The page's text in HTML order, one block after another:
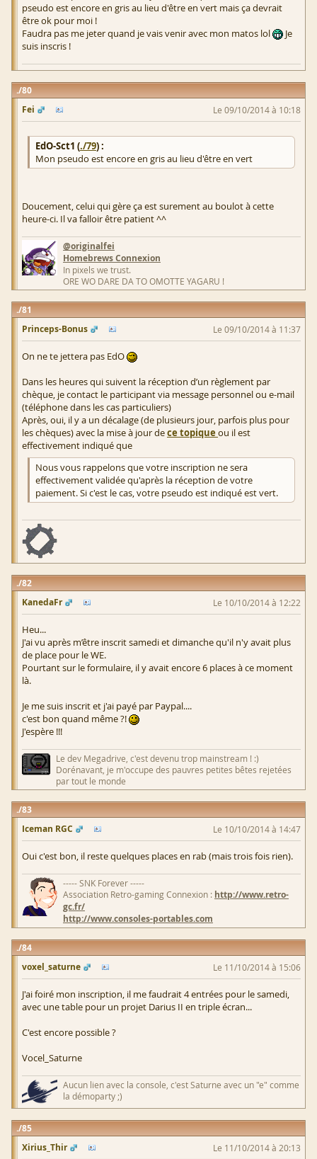
pseudo est encore en gris au lieu d'être en vert mais ça devrait
être ok pour moi !
Faudra pas me jeter quand je vais venir avec mon matos lol
Je
suis inscris !
80
Fei
Le 09/10/2014 à 10:18
EdO-Sct1 (./79) :
Mon pseudo est encore en gris au lieu d'être en vert
Doucement, celui qui gère ça est surement au boulot à cette
heure-ci. Il va falloir être patient ^^
@originalfei
Homebrews Connexion
In pixels we trust.
ORE WO DARE DA TO OMOTTE YAGARU !
81
Princeps-Bonus
Le 09/10/2014 à 11:37
On ne te jettera pas EdO
Dans les heures qui suivent la réception d’un règlement par
chèque, je contact le participant via message personnel ou e-mail
(téléphone dans les cas particuliers)
Après, oui, il y a un décalage (de plusieurs jour, parfois plus pour
les chèques) avec la mise à jour dece topique ou il est
effectivement indiqué que
Nous vous rappelons que votre inscription ne sera
effectivement validée qu'après la réception de votre
paiement. Si c'est le cas, votre pseudo est indiqué est vert.
82
KanedaFr
Le 10/10/2014 à 12:22
Heu...
J'ai vu après m’être inscrit samedi et dimanche qu'il n'y avait plus
de place pour le WE.
Pourtant sur le formulaire, il y avait encore 6 places à ce moment
là.
Je me suis inscrit et j'ai payé par Paypal....
c'est bon quand même ?!
J'espère !!!
Le dev Megadrive, c'est devenu trop mainstream ! :)
Dorénavant, je m'occupe des pauvres petites bêtes rejetées
par tout le monde
83
Iceman RGC
Le 10/10/2014 à 14:47
Oui c'est bon, il reste quelques places en rab (mais trois fois rien).
----- SNK Forever -----
Association Retro-gaming Connexion : http://www.retro-
gc.fr/
http://www.consoles-portables.com
84
voxel_saturne
Le 11/10/2014 à 15:06
J'ai foiré mon inscription, il me faudrait 4 entrées pour le samedi,
avec une table pour un projet Darius II en triple écran...
C'est encore possible ?
Vocel_Saturne
Aucun lien avec la console, c'est Saturne avec un "e" comme
la démoparty ;)
85
Xirius_Thir
Le 11/10/2014 à 20:13